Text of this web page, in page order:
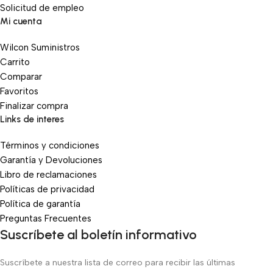
Solicitud de empleo
Mi cuenta
Wilcon Suministros
Carrito
Comparar
Favoritos
Finalizar compra
Links de interes
Términos y condiciones
Garantía y Devoluciones
Libro de reclamaciones
Políticas de privacidad
Política de garantía
Preguntas Frecuentes
Suscríbete al boletín informativo
Suscríbete a nuestra lista de correo para recibir las últimas